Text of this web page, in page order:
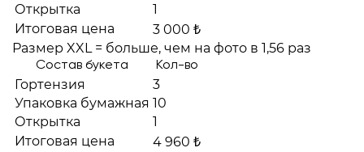
Открытка
1
Итоговая цена
3 000 ₺
Размер XXL = больше, чем на фото в 1,56 раз
Состав букета Кол-во
Гортензия
3
Упаковка бумажная 10
Открытка
1
Итоговая цена
4 960 ₺